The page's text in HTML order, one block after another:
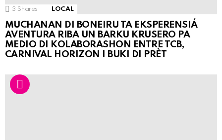
3 Shares LOCAL
MUCHANAN DI BONEIRU TA EKSPERENSIÁ
AVENTURA RIBA UN BARKU KRUSERO PA
MEDIO DI KOLABORASHON ENTRE TCB,
CARNIVAL HORIZON I BUKI DI PRÈT